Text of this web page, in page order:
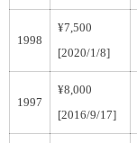
1998
¥7,500
[2020/1/8]
1997
¥8,000
[2016/9/17]